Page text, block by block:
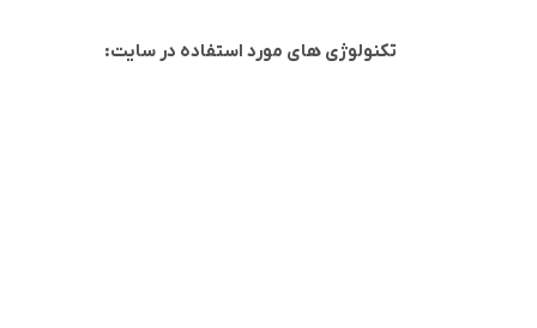
تکنولوژی های مورد استفاده در سایت: